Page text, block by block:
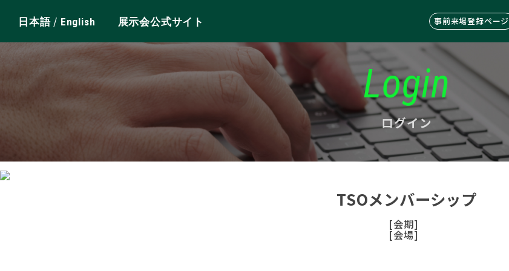
日本語/ English 展示会公式サイト 事前来場登録ページ
Login
ログイン
TSOメンバーシップ
[会期]
[会場]